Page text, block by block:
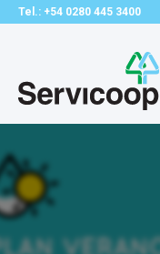
Tel.: +54 0280 445 3400